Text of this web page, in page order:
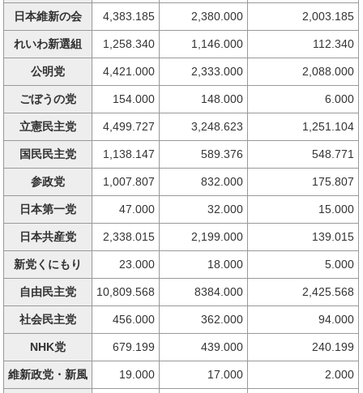
日本維新の会 4,383.185 2,380.000 2,003.185
れいわ新選組 1,258.340 1,146.000 112.340
公明党 4,421.000 2,333.000 2,088.000
ごぼうの党 154.000 148.000 6.000
立憲民主党 4,499.727 3,248.623 1,251.104
国民民主党 1,138.147 589.376 548.771
参政党 1,007.807 832.000 175.807
日本第一党 47.000 32.000 15.000
日本共産党 2,338.015 2,199.000 139.015
新党くにもり 23.000 18.000 5.000
自由民主党 10,809.568 8384.000 2,425.568
社会民主党 456.000 362.000 94.000
NHK党 679.199 439.000 240.199
維新政党・新風 19.000 17.000 2.000